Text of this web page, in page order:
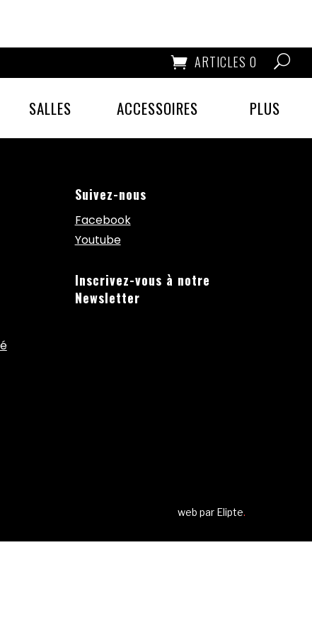
ARTICLES 0
SALLES ACCESSOIRES PLUS
Suivez-nous
Facebook
Youtube
Inscrivez-vous à notre
Newsletter
web par Elipte.